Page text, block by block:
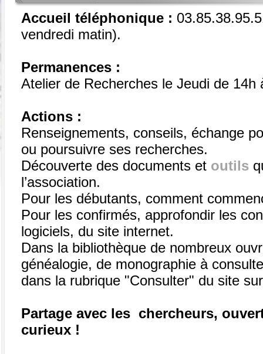
Accueil téléphonique :
vendredi matin).
Permanences :
Atelier de Recherches le Jeudi de
Actions :
Renseignements, conseils, échange
ou poursuivre ses recherches.
Découverte des documents et outils
l’association.
Pour les débutants, comment
Pour les confirmés, approfondir les
logiciels, du site internet.
Dans la bibliothèque de nombreux
généalogie, de monographie à
dans la rubrique "Consulter" du site
Partage avec les chercheurs,
curieux !